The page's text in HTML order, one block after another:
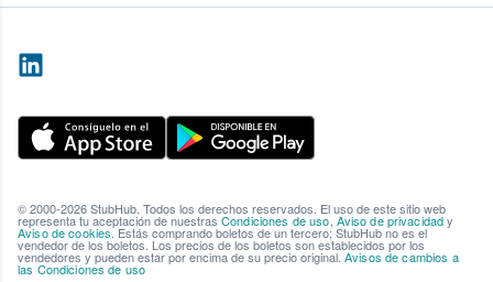
© 2000-2026 StubHub. Todos los derechos reservados. El uso de este sitio web
representa tu aceptación de nuestras Condiciones de uso, Aviso de privacidady
Aviso de cookies. Estás comprando boletos de un tercero; StubHub no es el
vendedor de los boletos. Los precios de los boletos son establecidos por los
vendedores y pueden estar por encima de su precio original. Avisos de cambios a
las Condiciones de uso